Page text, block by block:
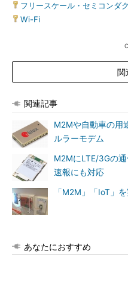
フリースケール・セミコンダ
Wi-Fi
関
関連記事
M2Mや自動車の用
ルラーモデム
M2MにLTE/3Gの
速報にも対応
「M2M」「IoT」
あなたにおすすめ